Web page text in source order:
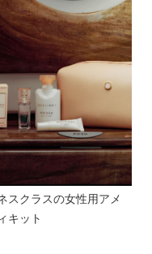
スクラスの女性用アメ
キット